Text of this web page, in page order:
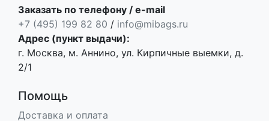
Заказать по телефону / e-mail
+7 (495) 199 82 80 / info@mibags.ru
Адрес (пункт выдачи):
г. Москва, м. Аннино, ул. Кирпичные выемки, д.
2/1
Помощь
Доставка и оплата